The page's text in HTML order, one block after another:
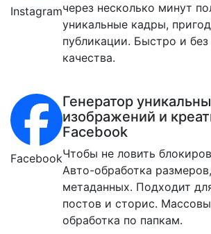
Instagramчерез несколько минут
уникальные кадры,
публикации. Быстро и без
качества.
Facebook
Генератор
изображений и
Facebook
Чтобы не ловить
Авто-обработка
метаданных. Подходит
постов и сторис.
обработка по папкам.